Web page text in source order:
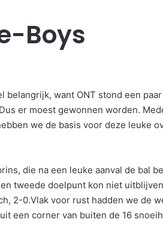
Boys
belangrijk, want ONT stond een
er moest gewonnen worden.
we de basis voor deze leuke
die na een leuke aanval de bal
tweede doelpunt kon niet
2-0.Vlak voor rust hadden we de
een corner van buiten de 16